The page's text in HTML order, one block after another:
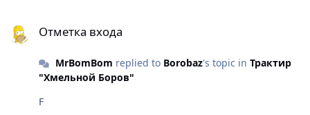
************************************* Место
лица: Анлив, Нора-тян. Позже: захватная группа
гильдии «ЛОР» В центре комнаты охраны горел
давал мало света и ещё меньше согревал, но это все
Отметка входа
MrBomBom replied to Borobaz's topic in Трактир
"Хмельной Боров"
F